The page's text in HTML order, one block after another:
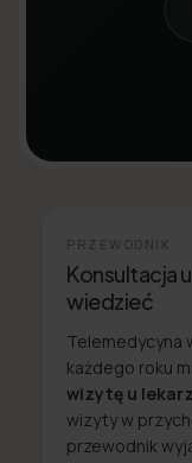
PRZEWODNIK
Konsultacja
wiedzieć
Telemedycyna
każdego roku
wizytę u
wizyty w
przewodnik